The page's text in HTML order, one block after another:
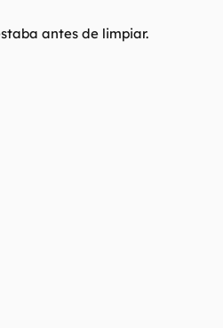
antes de limpiar.